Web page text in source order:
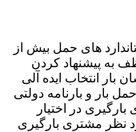
های حمل بیش از
به پیشنهاد کردن
بار انتخاب ایده آلی
بار و بارنامه دولتی
در اختیار
نظر مشتری بارگیری